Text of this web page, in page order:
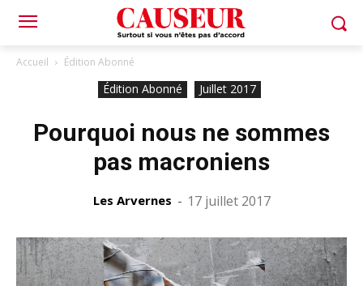
Accueil Édition Abonné
Édition Abonné Juillet 2017
Pourquoi nous ne sommes
pas macroniens
Les Arvernes - 17 juillet 2017